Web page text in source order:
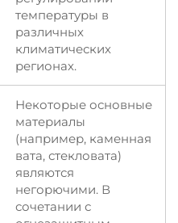
температуры в
различных
климатических
регионах.
Некоторые основные
материалы
(например, каменная
вата, стекловата)
являются
негорючими. В
сочетании с